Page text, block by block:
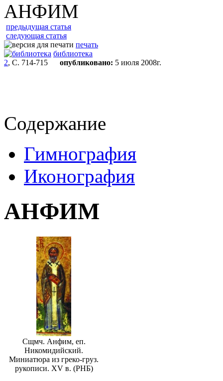
АНФИМ
предыдущая статья
следующая статья
печать
библиотека
2, С. 714-715 опубликовано: 5 июля 2008г.
Содержание
Гимнография
Иконография
АНФИМ
Сщмч. Анфим, еп.
Никомидийский.
Миниатюра из греко-груз.
рукописи. XV в. (РНБ)